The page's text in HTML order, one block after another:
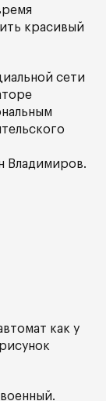
красивый
сети
Владимиров.
как у